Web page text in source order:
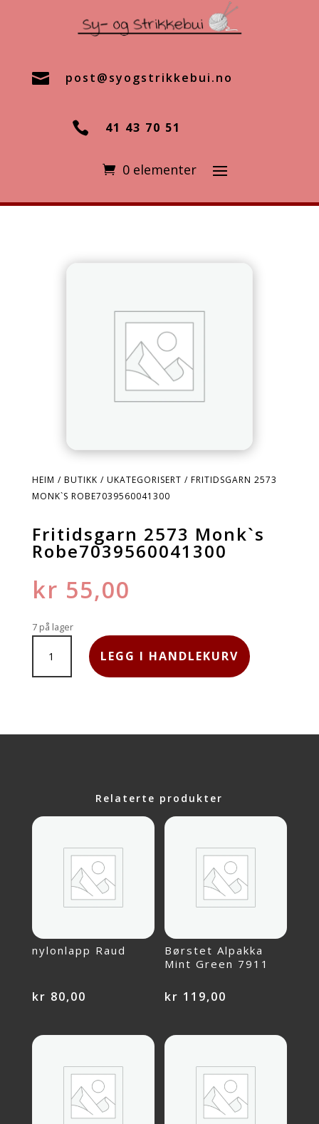
 post@syogstrikkebui.no
 41 43 70 51
0 elementer
HEIM / BUTIKK / UKATEGORISERT / FRITIDSGARN 2573
MONK`S ROBE7039560041300
Fritidsgarn 2573 Monk`s
Robe7039560041300
kr 55,00
7 på lager
FRITIDSGARN
2573
MONK`S
LEGG I HANDLEKURV
Relaterte produkter
nylonlapp Raud
kr 80,00
Børstet Alpakka
Mint Green 7911
kr 119,00